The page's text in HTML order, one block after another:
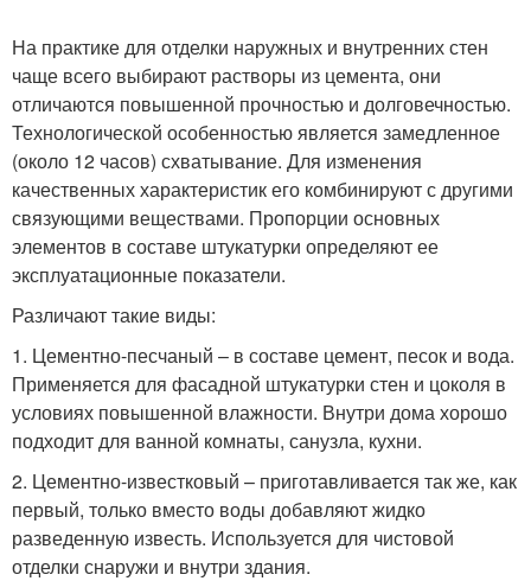
На практике для отделки наружных и внутренних стен
чаще всего выбирают растворы из цемента, они
отличаются повышенной прочностью и долговечностью.
Технологической особенностью является замедленное
(около 12 часов) схватывание. Для изменения
качественных характеристик его комбинируют с другими
связующими веществами. Пропорции основных
элементов в составе штукатурки определяют ее
эксплуатационные показатели.
Различают такие виды:
1. Цементно-песчаный – в составе цемент, песок и вода.
Применяется для фасадной штукатурки стен и цоколя в
условиях повышенной влажности. Внутри дома хорошо
подходит для ванной комнаты, санузла, кухни.
2. Цементно-известковый – приготавливается так же, как
первый, только вместо воды добавляют жидко
разведенную известь. Используется для чистовой
отделки снаружи и внутри здания.